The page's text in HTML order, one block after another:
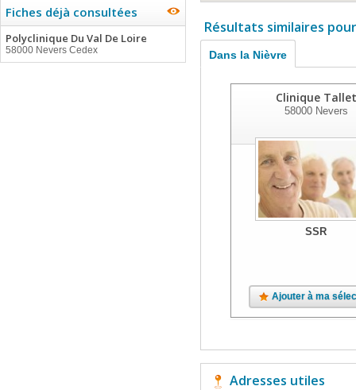
Fiches déjà consultées
Polyclinique Du Val De Loire
58000 Nevers Cedex
Résultats similaires
Dans la Nièvre
Clinique Tallet
58000Nevers
SSR
Ajouter à ma
Adresses utiles